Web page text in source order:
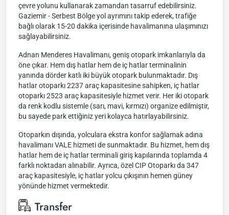
çevre yolunu kullanarak zamandan tasarruf edebilirsiniz.
Gaziemir - Serbest Bölge yol ayrımını takip ederek, trafiğe
bağlı olarak 15-20 dakika içerisinde havalimanına ulaşımınızı
sağlayabilirsiniz.
Adnan Menderes Havalimanı, geniş otopark imkanlarıyla da
öne çıkar. Hem dış hatlar hem de iç hatlar terminalinin
yanında dörder katlı iki büyük otopark bulunmaktadır. Dış
hatlar otoparkı 2237 araç kapasitesine sahipken, iç hatlar
otoparkı 2523 araç kapasitesiyle hizmet verir. Her iki otopark
da renk kodlu sistemle (sarı, mavi, kırmızı) organize edilmiştir,
bu sayede park ettiğiniz yeri kolayca hatırlayabilirsiniz.
Otoparkın dışında, yolculara ekstra konfor sağlamak adına
havalimanı VALE hizmeti de sunmaktadır. Bu hizmet, hem dış
hatlar hem de iç hatlar terminali giriş kapılarında toplamda 4
farklı noktadan alınabilir. Ayrıca, özel CIP Otoparkı da 347
araç kapasitesiyle, iç hatlar yolcu çıkışının hemen güney
yönünde hizmet vermektedir.
Transfer